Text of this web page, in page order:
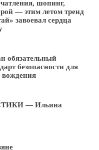
шопинг,
— этим летом тренд
завоевал сердца
обязательный
безопасности для
вождения
— Ильина